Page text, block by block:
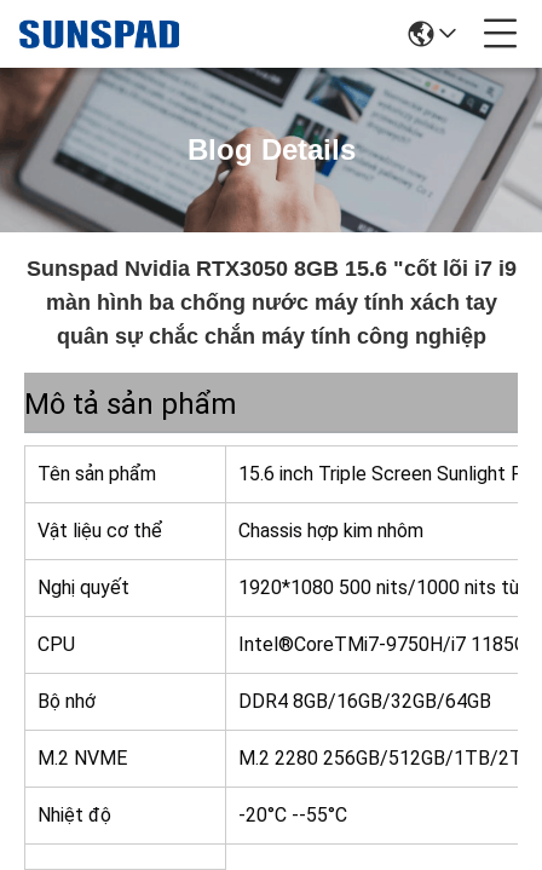
Blog Details
Sunspad Nvidia RTX3050 8GB 15.6 "cốt lõi i7 i9
màn hình ba chống nước máy tính xách tay
quân sự chắc chắn máy tính công nghiệp
Mô tả sản phẩm
Tên sản phẩm 15.6 inch Triple Screen Sunlight
Vật liệu cơ thể Chassis hợp kim nhôm
Nghị quyết 1920*1080 500 nits/1000 nits tùy
CPU Intel®CoreTMi7-9750H/i7
Bộ nhớ DDR4 8GB/16GB/32GB/64GB
M.2 NVME M.2 2280 256GB/512GB/1TB/2TB
Nhiệt độ -20°C --55°C